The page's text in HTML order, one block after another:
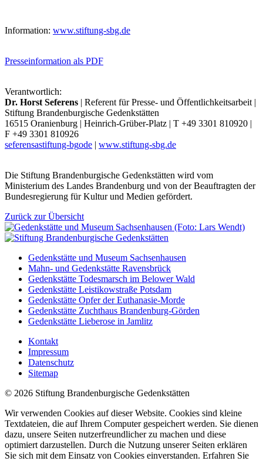
Information: www.stiftung-sbg.de
Presseinformation als PDF
Verantwortlich:
Dr. Horst Seferens | Referent für Presse- und Öffentlichkeitsarbeit |
Stiftung Brandenburgische Gedenkstätten
16515 Oranienburg | Heinrich-Grüber-Platz | T +49 3301 810920 |
F +49 3301 810926
seferensastiftung-bgode | www.stiftung-sbg.de
Die Stiftung Brandenburgische Gedenkstätten wird vom
Ministerium des Landes Brandenburg und von der Beauftragten der
Bundesregierung für Kultur und Medien gefördert.
Zurück zur Übersicht
Gedenkstätte und Museum Sachsenhausen
Mahn- und Gedenkstätte Ravensbrück
Gedenkstätte Todesmarsch im Belower Wald
Gedenkstätte Leistikowstraße Potsdam
Gedenkstätte Opfer der Euthanasie-Morde
Gedenkstätte Zuchthaus Brandenburg-Görden
Gedenkstätte Lieberose in Jamlitz
Kontakt
Impressum
Datenschutz
Sitemap
© 2026 Stiftung Brandenburgische Gedenkstätten
Wir verwenden Cookies auf dieser Website. Cookies sind kleine
Textdateien, die auf Ihrem Computer gespeichert werden. Sie dienen
dazu, unsere Seiten nutzerfreundlicher zu machen und diese
optimiert darzustellen. Durch die Nutzung unserer Seiten erklären
Sie sich mit dem Einsatz von Cookies einverstanden. Erfahren Sie